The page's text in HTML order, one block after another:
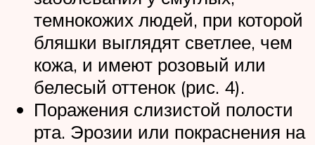
темнокожих людей, при которой
бляшки выглядят светлее, чем
кожа, и имеют розовый или
белесый оттенок (рис. 4).
Поражения слизистой полости
рта. Эрозии или покраснения на